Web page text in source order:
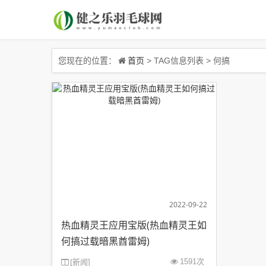
您现在的位置： 首页 > TAG信息列表 > 何搞
2022-09-22
热血精灵王应用宝版(热血精灵王如
何搞过载暗黑酋雷姆)
[新闻] 1591次